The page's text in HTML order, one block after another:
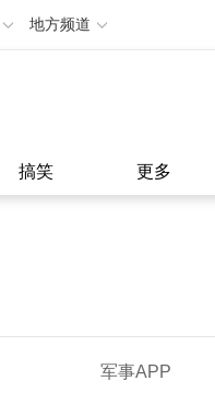
地方频道
搞笑 更多
军事APP